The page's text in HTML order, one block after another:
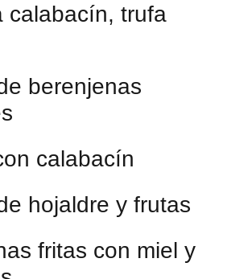
calabacín, trufa
berenjenas
calabacín
hojaldre y frutas
fritas con miel y